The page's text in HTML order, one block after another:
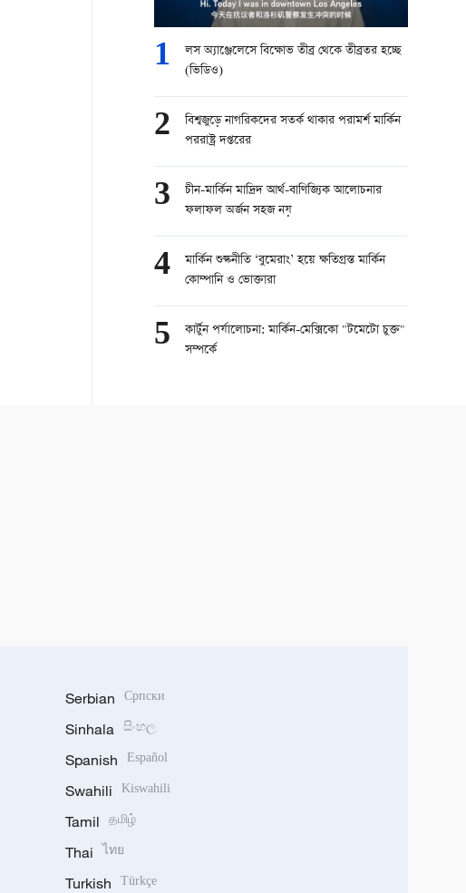
1
লস অ্যাঞ্জেলেসে বিক্ষোভ তীব্র থেকে তীব্রতর হচ্ছে
(ভিডিও)
2
বিশ্বজুড়ে নাগরিকদের সতর্ক থাকার পরামর্শ মার্কিন
পররাষ্ট্র দপ্তরের
3
চীন-মার্কিন মাদ্রিদ আর্থ-বাণিজ্যিক আলোচনার
ফলাফল অর্জন সহজ নয়
4
মার্কিন শুল্কনীতি ‘বুমেরাং’ হয়ে ক্ষতিগ্রস্ত মার্কিন
কোম্পানি ও ভোক্তারা
5
কার্টুন পর্যালোচনা: মার্কিন-মেক্সিকো "টমেটো চুক্ত"
সম্পর্কে
Serbian Српски
Sinhala සිංහල
Spanish Español
Swahili Kiswahili
Tamil தமிழ்
Thai ไทย
Turkish Türkçe